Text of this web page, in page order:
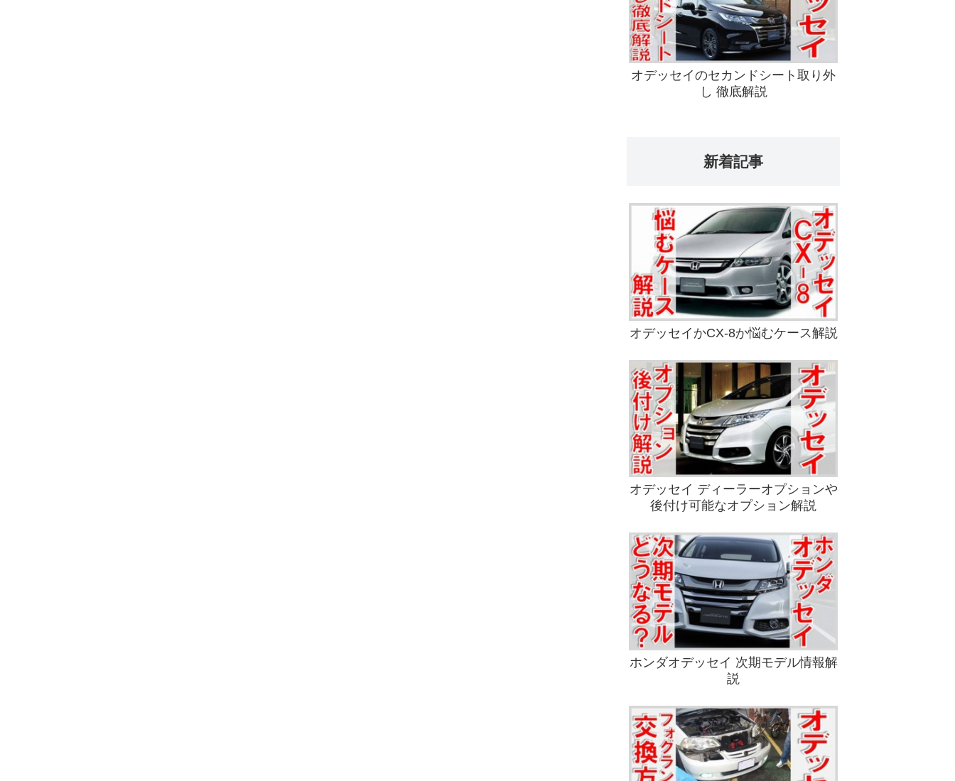
オデッセイのセカンドシート取り外
し 徹底解説
新着記事
オデッセイかCX-8か悩むケース解説
オデッセイ ディーラーオプションや
後付け可能なオプション解説
ホンダオデッセイ 次期モデル情報解
説